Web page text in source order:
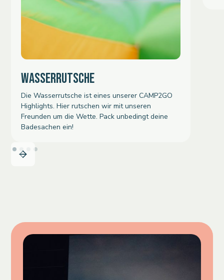
WASSERRUTSCHE
Die Wasserrutsche ist eines unserer CAMP2GO
Highlights. Hier rutschen wir mit unseren
Freunden um die Wette. Pack unbedingt deine
Badesachen ein!